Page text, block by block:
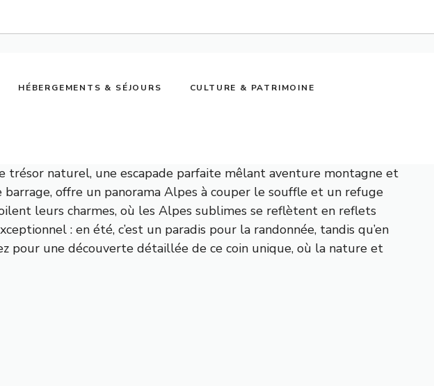
HÉBERGEMENTS & SÉJOURS CULTURE & PATRIMOINE
trésor naturel, une escapade parfaite mêlant aventure montagne et
offre un panorama Alpes à couper le souffle et un refuge
leurs charmes, où les Alpes sublimes se reflètent en reflets
: en été, c’est un paradis pour la randonnée, tandis qu’en
pour une découverte détaillée de ce coin unique, où la nature et